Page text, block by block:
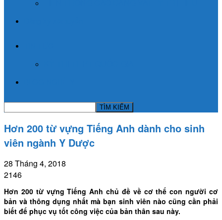
Hơn 200 từ vựng Tiếng Anh dành cho sinh
viên ngành Y Dược
28 Tháng 4, 2018
2146
Hơn 200 từ vựng Tiếng Anh chủ đề về cơ thể con người cơ
bản và thông dụng nhất mà bạn sinh viên nào cũng cần phải
biết để phục vụ tốt công việc của bản thân sau này.